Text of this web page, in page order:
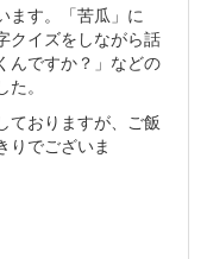
ます。「苦瓜」に
クイズをしながら話
んですか？」などの
。
ておりますが、ご飯
りでございま